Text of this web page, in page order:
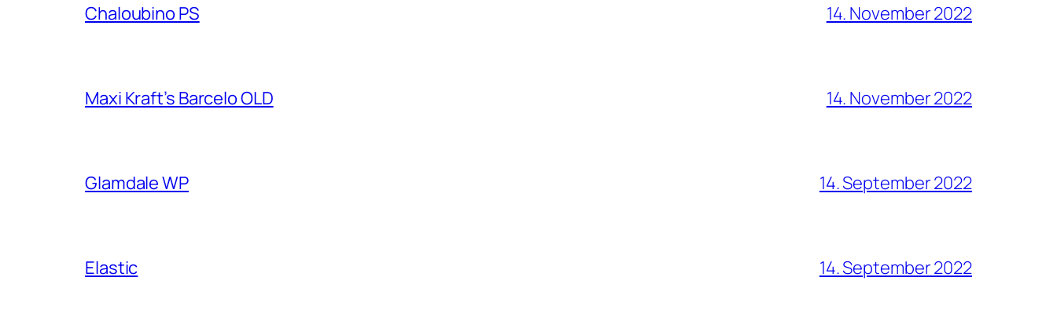
Chaloubino PS 14. November 2022
Maxi Kraft’s Barcelo OLD 14. November 2022
Glamdale WP 14. September 2022
Elastic 14. September 2022